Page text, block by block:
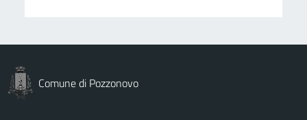
Comune di Pozzonovo